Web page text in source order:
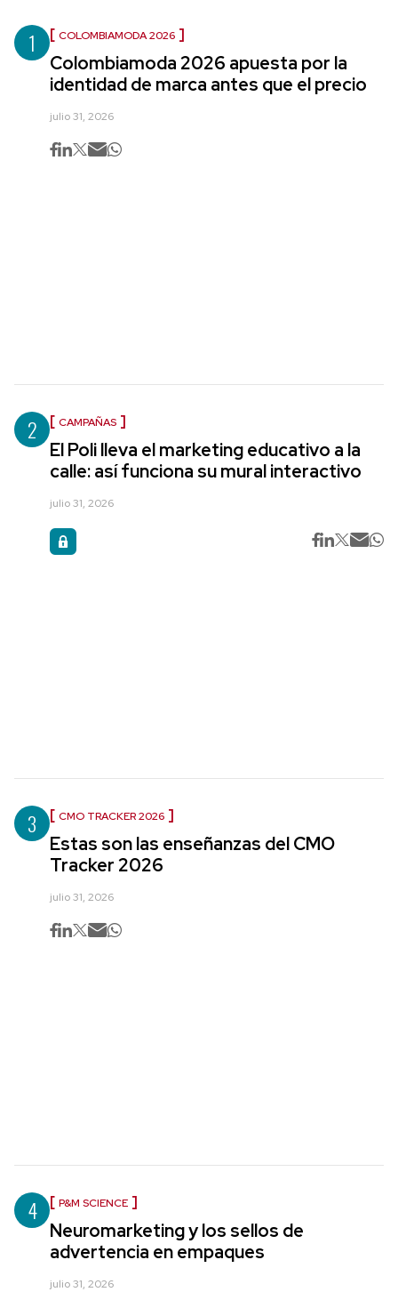
1 COLOMBIAMODA 2026
Colombiamoda 2026 apuesta por la
identidad de marca antes que el precio
julio 31, 2026
2 CAMPAÑAS
El Poli lleva el marketing educativo a la
calle: así funciona su mural interactivo
julio 31, 2026
3 CMO TRACKER 2026
Estas son las enseñanzas del CMO
Tracker 2026
julio 31, 2026
4 P&M SCIENCE
Neuromarketing y los sellos de
advertencia en empaques
julio 31, 2026